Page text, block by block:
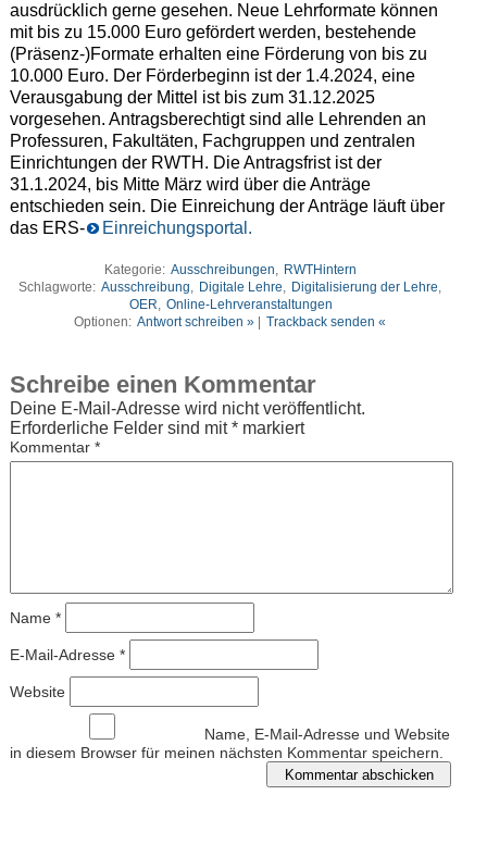
ausdrücklich gerne gesehen. Neue Lehrformate können
mit bis zu 15.000 Euro gefördert werden, bestehende
(Präsenz-)Formate erhalten eine Förderung von bis zu
10.000 Euro. Der Förderbeginn ist der 1.4.2024, eine
Verausgabung der Mittel ist bis zum 31.12.2025
vorgesehen. Antragsberechtigt sind alle Lehrenden an
Professuren, Fakultäten, Fachgruppen und zentralen
Einrichtungen der RWTH. Die Antragsfrist ist der
31.1.2024, bis Mitte März wird über die Anträge
entschieden sein. Die Einreichung der Anträge läuft über
das ERS-
Einreichungsportal.
Kategorie: Ausschreibungen, RWTHintern
Schlagworte: Ausschreibung, Digitale Lehre, Digitalisierung der Lehre,
OER, Online-Lehrveranstaltungen
Optionen: Antwort schreiben » Trackback senden «
Schreibe einen Kommentar
Deine E-Mail-Adresse wird nicht veröffentlicht.
Erforderliche Felder sind mit*markiert
Kommentar *
Name *
E-Mail-Adresse *
Website
Name, E-Mail-Adresse und Website
in diesem Browser für meinen nächsten Kommentar speichern.